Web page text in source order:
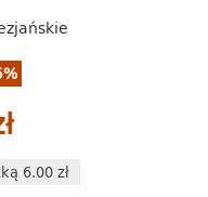
6.00 zł